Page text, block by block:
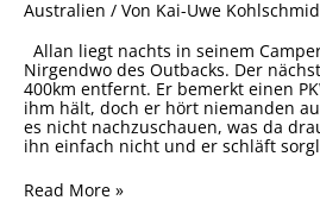
Australien / Von Kai-Uwe
Allan liegt nachts in seinem
Nirgendwo des Outbacks. Der
400km entfernt. Er bemerkt einen
ihm hält, doch er hört niemanden
es nicht nachzuschauen, was da
ihn einfach nicht und er schläft
Read More »